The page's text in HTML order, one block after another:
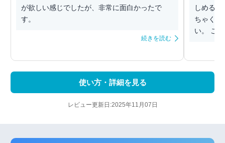
が欲しい感じでしたが、非常に面白かったで
す。
続きを読む
しめる
ちゃくち
い。 こ
使い方・詳細を見る
レビュー更新日:2025年11月07日